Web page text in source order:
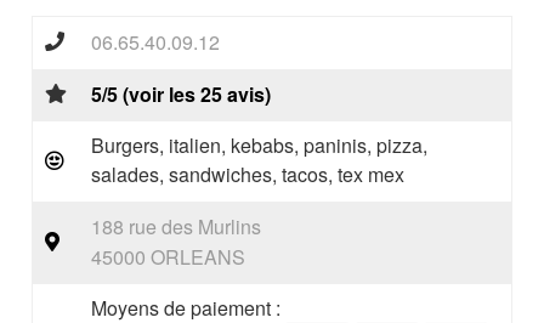
06.65.40.09.12
5/5 (voir les 25 avis)
Burgers, italien, kebabs, paninis, pizza,
salades, sandwiches, tacos, tex mex
188 rue des Murlins
45000 ORLEANS
Moyens de paiement :